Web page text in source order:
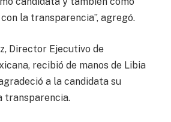
la transparencia”, agregó.
Director Ejecutivo de
recibió de manos de Libia
a la candidata su
transparencia.